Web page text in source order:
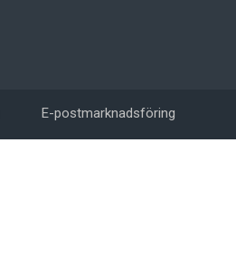
E-postmarknadsföring